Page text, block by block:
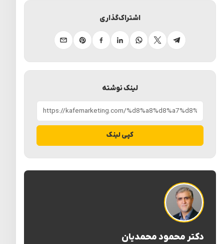
لینک نوشته
کپی لینک
اشتراک‌گذاری
تلگرام ایکسواتساپلینکدینفیسبوکپینترستایمیل
دکتر محمود محمدیان